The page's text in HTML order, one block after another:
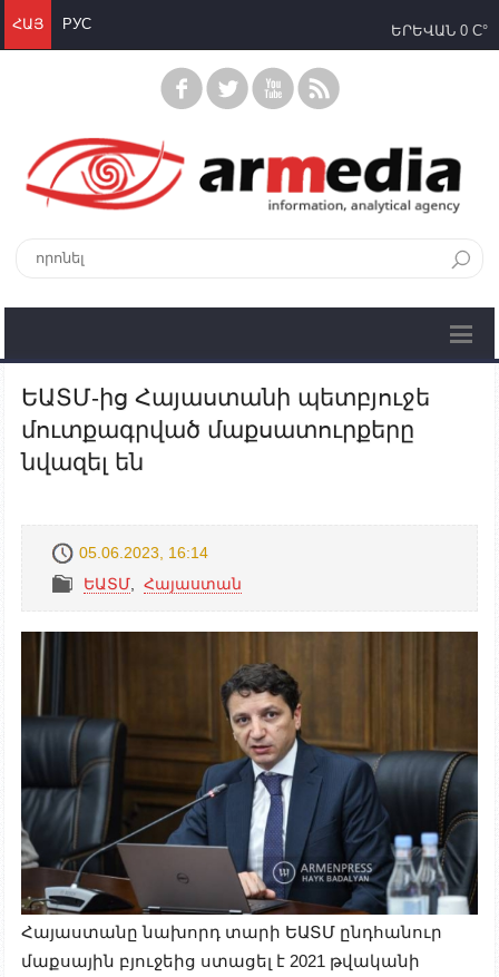
ՀԱՅ РУС ԵՐԵՎԱՆ 0 C°
ԵԱՏՄ-ից Հայաստանի պետբյուջե
մուտքագրված մաքսատուրքերը
նվազել են
05.06.2023, 16:14
ԵԱՏՄ
Հայաստան
Հայաստանը նախորդ տարի ԵԱՏՄ ընդհանուր
մաքսային բյուջեից ստացել է 2021 թվականի